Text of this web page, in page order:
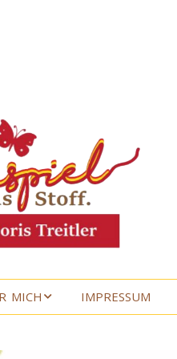
MICH IMPRESSUM